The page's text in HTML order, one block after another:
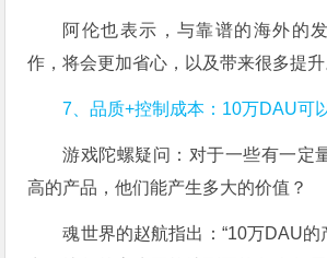
阿伦也表示，与靠谱的海外的
作，将会更加省心，以及带来很多提升
7、品质+控制成本：10万DAU可
游戏陀螺疑问：对于一些有一定
高的产品，他们能产生多大的价值？
魂世界的赵航指出：“10万DAU